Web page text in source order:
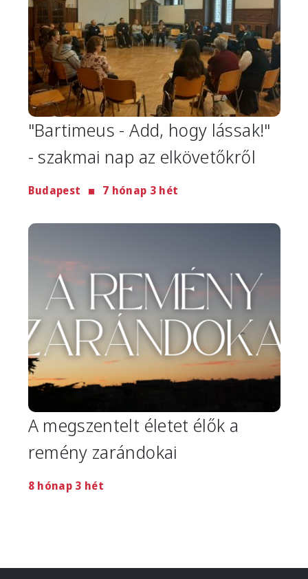
"Bartimeus - Add, hogy lássak!"
- szakmai nap az elkövetőkről
Budapest 7 hónap 3 hét
Image
A megszentelt életet élők a
remény zarándokai
8 hónap 3 hét